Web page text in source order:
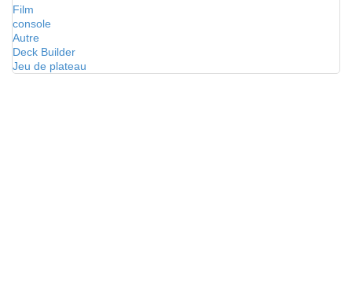
Film
console
Autre
Deck Builder
Jeu de plateau